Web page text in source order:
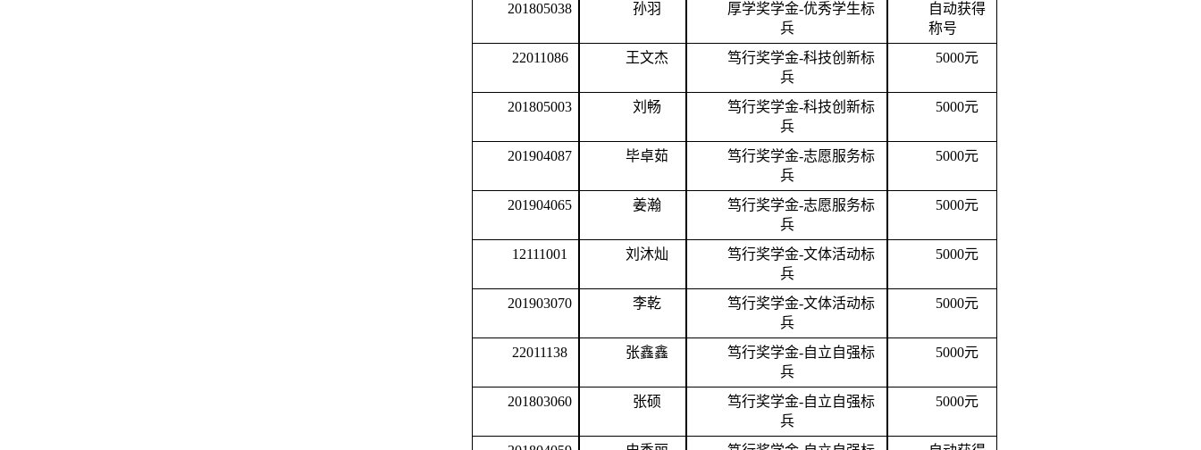
201805038 孙羽 厚学奖学金-优秀学生标
兵
自动获得
称号
22011086
王文杰 笃行奖学金-科技创新标
兵
5000元
201805003 刘畅 笃行奖学金-科技创新标
兵
5000元
201904087 毕卓茹 笃行奖学金-志愿服务标
兵
5000元
201904065 姜瀚 笃行奖学金-志愿服务标
兵
5000元
12111001 刘沐灿 笃行奖学金-文体活动标
兵
5000元
201903070 李乾 笃行奖学金-文体活动标
兵
5000元
22011138 张鑫鑫 笃行奖学金-自立自强标
兵
5000元
201803060 张硕 笃行奖学金-自立自强标
兵
5000元